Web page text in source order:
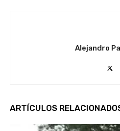
Alejandro
ARTÍCULOS